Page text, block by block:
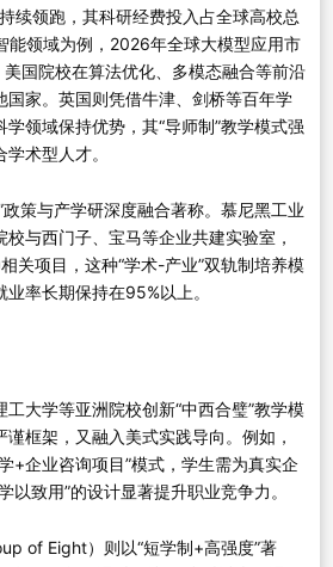
续领跑，其科研经费投入占全球高校总
能领域为例，2026年全球大模型应用市
国院校在算法优化、多模态融合等前沿
国家。英国则凭借牛津、剑桥等百年学
领域保持优势，其“导师制”教学模式强
术型人才。
策与产学研深度融合著称。慕尼黑工业
与西门子、宝马等企业共建实验室，
关项目，这种“学术-产业”双轨制培养模
率长期保持在95%以上。
大学等亚洲院校创新“中西合璧”教学模
框架，又融入美式实践导向。例如，
+企业咨询项目”模式，学生需为真实企
以致用”的设计显著提升职业竞争力。
of Eight）则以“短学制+高强度”著